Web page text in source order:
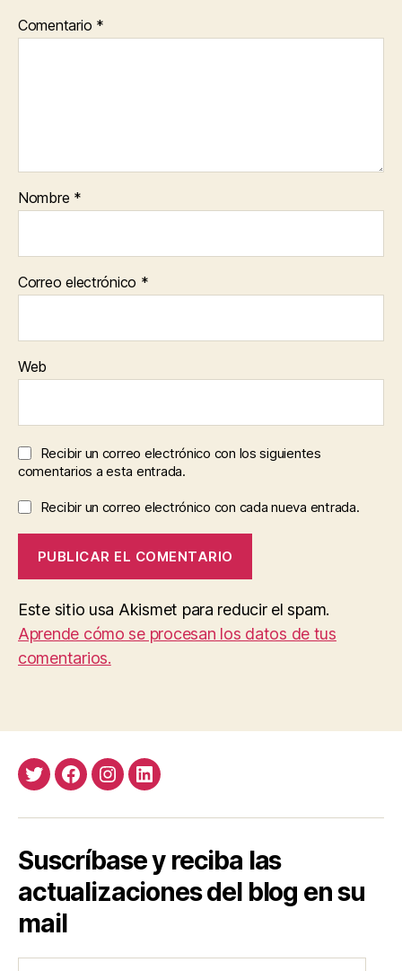
Comentario *
Nombre *
Correo electrónico *
Web
Recibir un correo electrónico con los siguientes
comentarios a esta entrada.
Recibir un correo electrónico con cada nueva entrada.
Este sitio usa Akismet para reducir el spam.
Aprende cómo se procesan los datos de tus
comentarios.
TwitterFacebook
InstagramLinkedIn
Suscríbase y reciba las
actualizaciones del blog en su
mail